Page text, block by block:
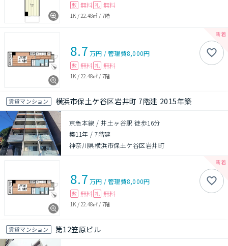
敷 無料 礼 無料
1K /22.48㎡ / 7階
8.7 万円 /管理費8,000円
敷 無料 礼 無料
1K / 22.48㎡ / 7階
賃貸マンション 横浜市保土ケ谷区岩井町 7階建 2015年築
京急本線 / 井土ヶ谷駅 徒歩16分
築11年 /7階建
神奈川県横浜市保土ケ谷区岩井町
8.7 万円 /管理費8,000円
敷 無料 礼 無料
1K / 22.48㎡ / 7階
賃貸マンション 第12笠原ビル